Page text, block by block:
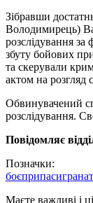
Зібравши
Володимирець)
розслідування за
збуту бойових
та скерували
актом на розгляд
Обвинувачений
розслідування.
Повідомляє
Позначки:
боєприпаси
Маєте важливі і